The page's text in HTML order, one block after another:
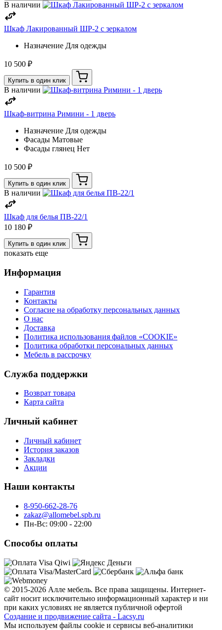
В наличии
Шкаф Лакированный ШР-2 с зеркалом
Назначение Для одежды
10 500 ₽
Купить в один клик
В наличии
Шкаф-витрина Римини - 1 дверь
Назначение Для одежды
Фасады Матовые
Фасады глянец Нет
10 500 ₽
Купить в один клик
В наличии
Шкаф для белья ПВ-22/1
10 180 ₽
Купить в один клик
показать еще
Информация
Гарантия
Контакты
Согласие на обработку персональных данных
О нас
Доставка
Политика использования файлов «COOKIE»
Политика обработки персональных данных
Мебель в рассрочку
Служба поддержки
Возврат товара
Карта сайта
Личный кабинет
Личный кабинет
История заказов
Закладки
Акции
Наши контакты
8-950-662-28-76
zakaz@allomebel.spb.ru
Пн-Вс: 09:00 - 22:00
Способы оплаты
© 2015-2026 Алле мебель. Все права защищены. Интернет-
сайт носит исключительно информационный характер и ни
при каких условиях не является публичной офертой
Создание и продвижение сайта - Lacsy.ru
Мы используем файлы cookie и сервисы веб-аналитики